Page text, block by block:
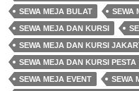
SEWA MEJA BULAT
SEWA
SEWA MEJA DAN KURSI
SEWA MEJA DAN KURSI
SEWA MEJA DAN KURSI PESTA
SEWA MEJA EVENT
SEWA